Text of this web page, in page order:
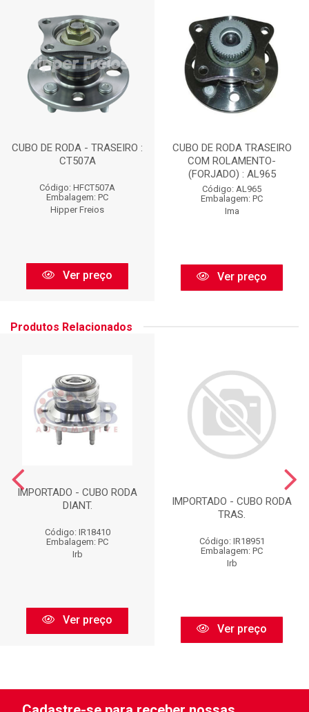
CUBO DE RODA - TRASEIRO :
CT507A
Código: HFCT507A
Embalagem: PC
Hipper Freios
Ver preço
CUBO DE RODA TRASEIRO
COM ROLAMENTO-
(FORJADO) : AL965
Código: AL965
Embalagem: PC
Ima
Ver preço
Produtos Relacionados
IMPORTADO - CUBO RODA
DIANT.
Código: IR18410
Embalagem: PC
Irb
Ver preço
IMPORTADO - CUBO RODA
TRAS.
Código: IR18951
Embalagem: PC
Irb
Ver preço